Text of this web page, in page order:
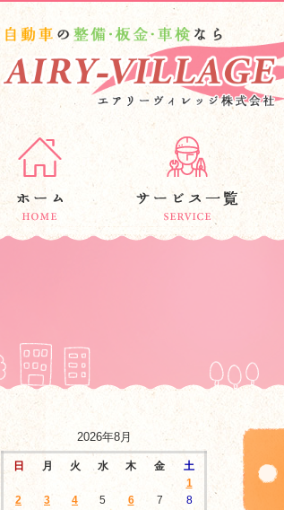
2026年8月
日 月 火 水 木 金 土
1
2
3 4 5 6 7
8